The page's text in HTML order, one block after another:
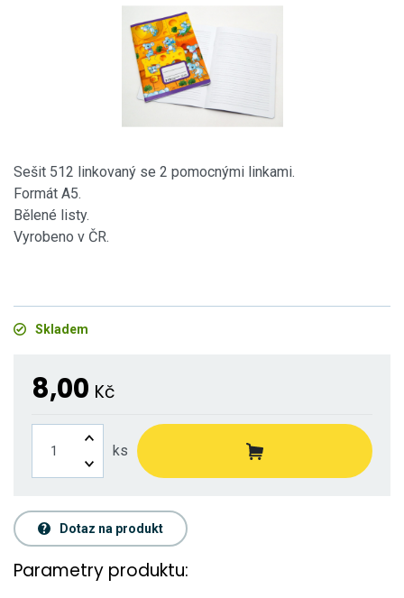
Sešit 512 linkovaný se 2 pomocnými linkami.
Formát A5.
Bělené listy.
Vyrobeno v ČR.
Skladem
8,00 Kč
ks
Dotaz na produkt
Parametry produktu: